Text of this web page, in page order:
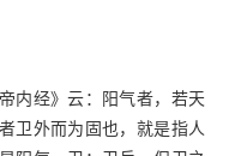
内经》云：阳气者，若天
卫外而为固也，就是指人